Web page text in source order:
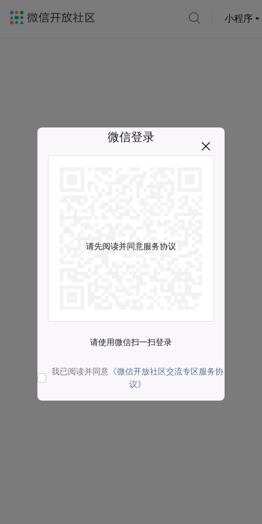
小程序
微信登录
请先阅读并同意服务协议
请使用微信扫一扫登录
我已阅读并同意 《微信开放社区交流专区服务协
议》